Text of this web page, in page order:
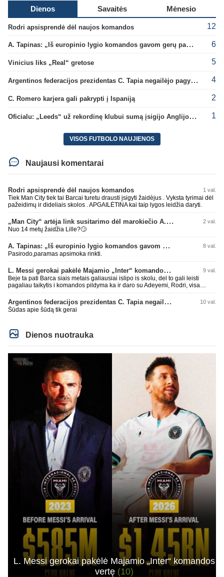
Dienos Savaitės Mėnesio
Rodri apsisprendė dėl naujos komandos 12
A. Tapinas: „Iš europinio lygio komandos gavom gerų pamokų“ 6
Vinicius liks „Real“ gretose 5
Argentinos federacijos prezidentas C. Tapia negailėjo pagyrų G. Infantino 4
C. Romero karjera gali pakrypti į Ispaniją 2
Oficialu: „Leeds“ už rekordinę klubui sumą įsigijo Anglijos rinktinės vartininką 1
VISOS FUTBOLO NAUJIENOS
Naujausi komentarai
Rodri apsisprendė dėl naujos komandos 1 val.
Tiek Man City tiek tai Barcai turetu drausti įsigyti žaidèjus . Vyksta tyrimai dėl
pažeidimų ir dideliais skolos . APGAILĖTINA kai taip lygos leidžia daryti.
„Man City“ artėja link susitarimo dėl marokiečio A. Bouaddi persikėlimo 2 val.
Nuo 14 metų žaidžia Lille?🙄
A. Tapinas: „Iš europinio lygio komandos gavom gerų pamokų“ 8 val.
Pasirodo,paramas apsimoka rinkti.
L. Messi gerokai pakėlė Majamio „Inter“ komandos vertę 9 val.
Beje ta pati Barca siais metais galiausiai islipo is skolu, del to gali leisti
pagaliau taikytis i komandos pildyma ka ir daro su Adeyemi, Rodri, visa
Argentinos federacijos prezidentas C. Tapia negailėjo pagyrų G. Infantino 10 val.
Šūdas apie šūdą tik gerai
Dienos nuotrauka
L. Messi gerokai pakėlė Majamio „Inter“ komandos
vertę (10)